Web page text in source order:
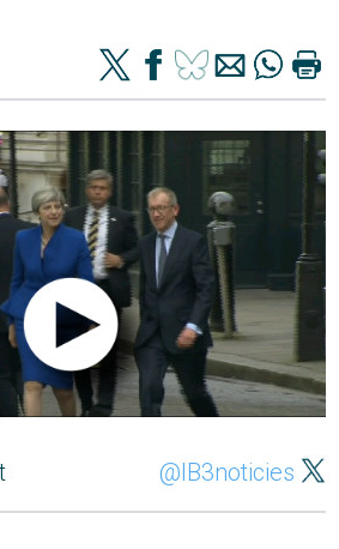
@IB3noticies